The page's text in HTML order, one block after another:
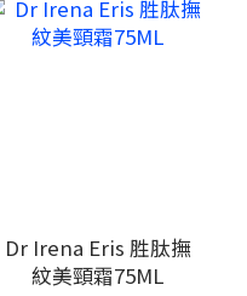
Dr Irena Eris 胜肽撫
紋美頸霜75ML